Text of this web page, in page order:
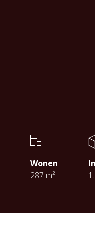
Wonen
287 m²